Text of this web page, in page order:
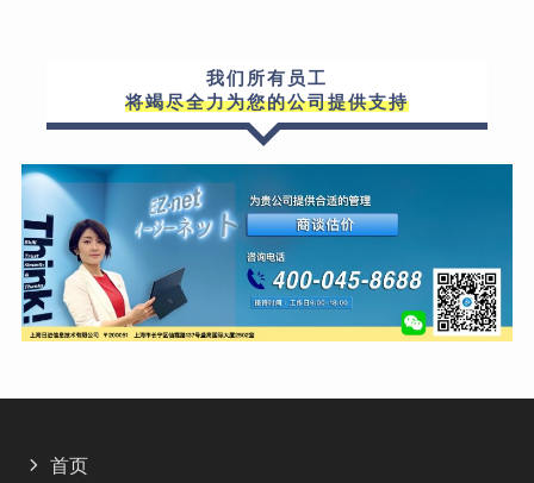
我们所有员工
将竭尽全力为您的公司提供支持
首页